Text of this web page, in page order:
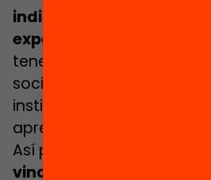
indispensable de
experiencias.
tenemos unos
social disparados sobre
instituciones nos están
apremiando a actuar ya.
Así pues,
el reto
vincular al
20% de